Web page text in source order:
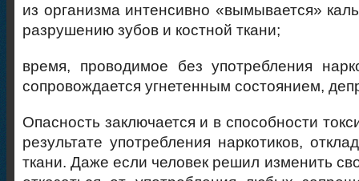
из организма интенсивно «вымывается»
разрушению зубов и костной ткани;
время, проводимое без употребления
сопровождается угнетенным состоянием,
Опасность заключается и в способности
результате употребления наркотиков,
ткани. Даже если человек решил изменить